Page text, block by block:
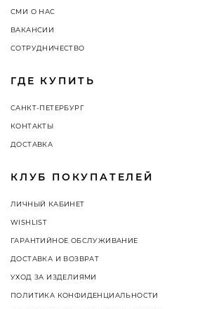
СМИ О НАС
ВАКАНСИИ
СОТРУДНИЧЕСТВО
ГДЕ КУПИТЬ
САНКТ-ПЕТЕРБУРГ
КОНТАКТЫ
ДОСТАВКА
КЛУБ ПОКУПАТЕЛЕЙ
ЛИЧНЫЙ КАБИНЕТ
WISHLIST
ГАРАНТИЙНОЕ ОБСЛУЖИВАНИЕ
ДОСТАВКА И ВОЗВРАТ
УХОД ЗА ИЗДЕЛИЯМИ
ПОЛИТИКА КОНФИДЕНЦИАЛЬНОСТИ